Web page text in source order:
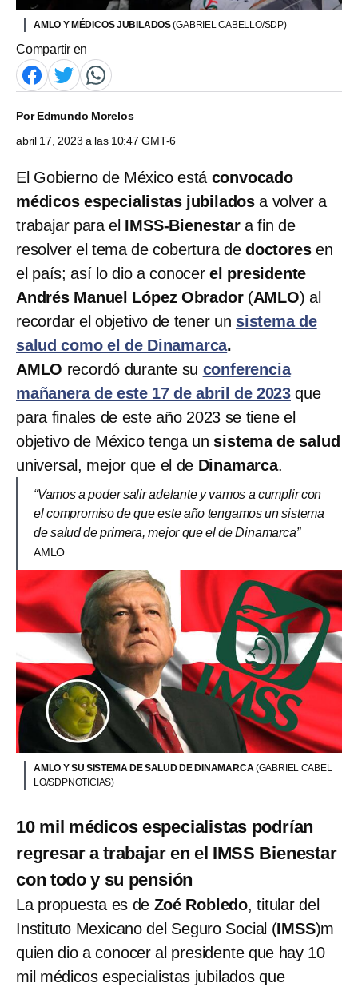
AMLO Y MÉDICOS JUBILADOS(GABRIEL CABELLO/SDP)
Compartir en
PorEdmundo Morelos
abril 17, 2023 a las 10:47 GMT-6
El Gobierno de México está convocado
médicos especialistas jubiladosa volver a
trabajar para el IMSS-Bienestara fin de
resolver el tema de cobertura de doctoresen
el país; así lo dio a conocerel presidente
Andrés Manuel López Obrador(AMLO) al
recordar el objetivo de tener un sistema de
salud como el de Dinamarca.
AMLO recordó durante su conferencia
mañanera de este 17 de abril de 2023 que
para finales de este año 2023 se tiene el
objetivo de México tenga un sistema de salud
universal, mejor que el de Dinamarca.
“Vamos a poder salir adelante y vamos a cumplir con
el compromiso de que este año tengamos un sistema
de salud de primera, mejor que el de Dinamarca”
AMLO
AMLO Y SU SISTEMA DE SALUD DE DINAMARCA(GABRIEL CABEL
LO/SDPNOTICIAS)
10 mil médicos especialistas podrían
regresar a trabajar en el IMSS Bienestar
con todo y su pensión
La propuesta es de Zoé Robledo, titular del
Instituto Mexicano del Seguro Social (IMSS)m
quien dio a conocer al presidente que hay 10
mil médicos especialistas jubilados que